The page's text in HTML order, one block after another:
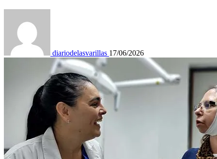
diariodelasvarillas 17/06/2026